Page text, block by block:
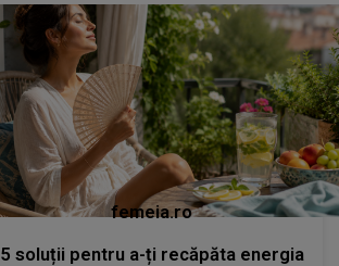
femeia.ro
5 soluții pentru a-ți recăpăta energia